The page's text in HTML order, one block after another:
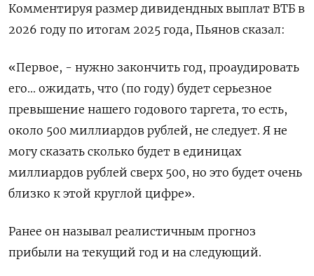
Комментируя размер дивидендных выплат ВТБ в
2026 году по итогам 2025 года, Пьянов сказал:
«Первое, - нужно закончить год, проаудировать
его... ожидать, что (по году) будет серьезное
превышение нашего годового таргета, то есть,
около 500 миллиардов рублей, не следует. Я не
могу сказать сколько будет в единицах
миллиардов рублей сверх 500, но это будет очень
близко к этой круглой цифре».
Ранее он называл реалистичным прогноз
прибыли на текущий год и на следующий.